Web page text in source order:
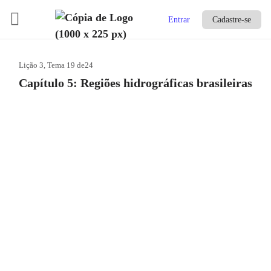
Entrar Cadastre-se
Lição 3, Tema 19 de24
Capítulo 5: Regiões hidrográficas brasileiras